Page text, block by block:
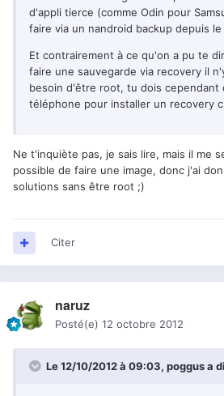
d'appli tierce (comme Odin pour
faire via un nandroid backup depuis
Et contrairement à ce qu'on a pu te
faire une sauvegarde via recovery il
besoin d'être root, tu dois cependant
téléphone pour installer un recovery
Ne t'inquiète pas, je sais lire, mais il me
possible de faire une image, donc j'ai
solutions sans être root ;)
Citer
naruz
Posté(e) 12 octobre 2012
Le 12/10/2012 à 09:03, poggus a